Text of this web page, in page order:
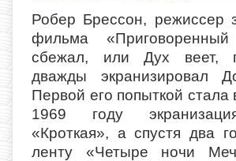
Робер Брессон, режиссер
фильма
сбежал, или Дух веет,
дважды экранизировал
Первой его попыткой
1969 году
«Кроткая», а спустя два
ленту «Четыре ночи